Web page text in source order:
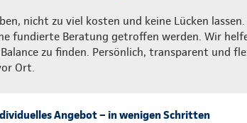
nicht zu viel kosten und keine Lücken
fundierte Beratung getroffen werden. Wir
zu finden. Persönlich, transparent und
Ort.
Angebot – in wenigen Schritten